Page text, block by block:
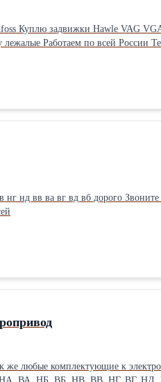
Куплю задвижки Hawle VAG
задвижки
вв ва вг вд вб дорого Звоните тел
комплектующие к